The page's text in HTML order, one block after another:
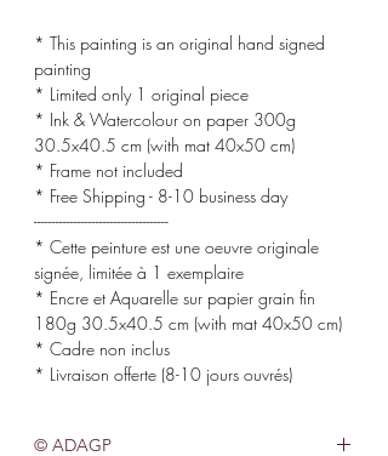
* This painting is an original hand signed
painting
* Limited only 1 original piece
* Ink & Watercolour on paper 300g
30.5x40.5 cm (with mat 40x50 cm)
* Frame not included
* Free Shipping - 8-10 business day
-------------------------------------
* Cette peinture est une oeuvre originale
signée, limitée à 1 exemplaire
* Encre et Aquarelle sur papier grain fin
180g 30.5x40.5 cm (with mat 40x50 cm)
* Cadre non inclus
* Livraison offerte (8-10 jours ouvrés)
© ADAGP